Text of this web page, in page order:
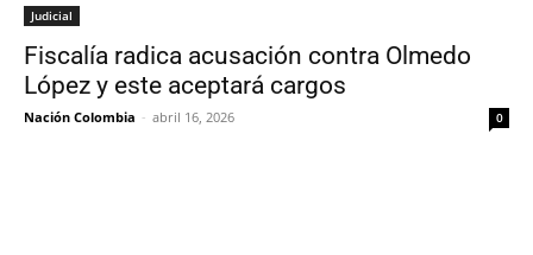
Judicial
Fiscalía radica acusación contra Olmedo
López y este aceptará cargos
Nación Colombia - abril 16, 2026 0